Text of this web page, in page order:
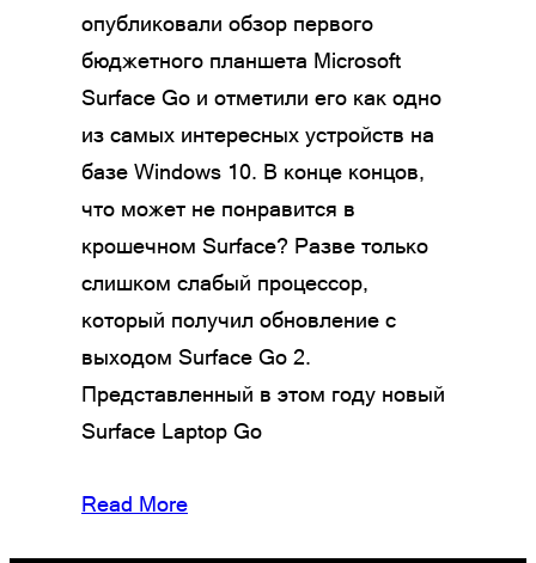
опубликовали обзор первого
бюджетного планшета Microsoft
Surface Go и отметили его как одно
из самых интересных устройств на
базе Windows 10. В конце концов,
что может не понравится в
крошечном Surface? Разве только
слишком слабый процессор,
который получил обновление с
выходом Surface Go 2.
Представленный в этом году новый
Surface Laptop Go
Read More